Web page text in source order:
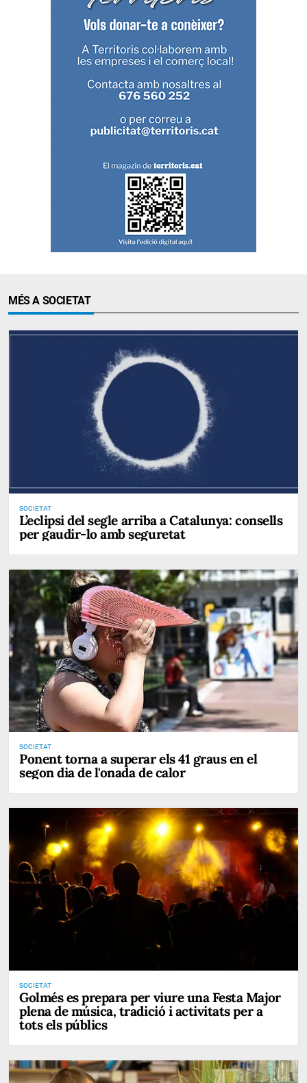
MÉS A SOCIETAT
SOCIETAT
L’eclipsi del segle arriba a Catalunya: consells
per gaudir-lo amb seguretat
SOCIETAT
Ponent torna a superar els 41 graus en el
segon dia de l'onada de calor
SOCIETAT
Golmés es prepara per viure una Festa Major
plena de música, tradició i activitats per a
tots els públics